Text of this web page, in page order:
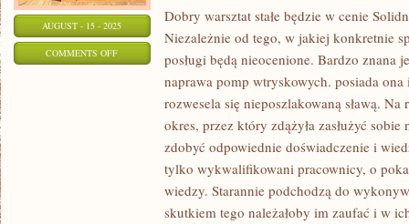
AUGUST - 15 - 2025
COMMENTS OFFON
DWUKOŁOWY
Dobry warsztat stałe będzie w cenie
Niezależnie od tego, w jakiej konkretnie
posługi będą nieocenione. Bardzo znana
naprawa pomp wtryskowych. posiada
rozwesela się nieposzlakowaną sławą.
okres, przez który zdążyła zasłużyć
zdobyć odpowiednie doświadczenie i
tylko wykwalifikowani pracownicy, o
wiedzy. Starannie podchodzą do
skutkiem tego należałoby im zaufać i w